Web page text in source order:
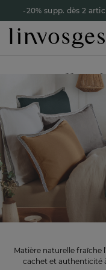
-20% supp. dès 2
La
À
Matière naturelle fraîche
cachet et authenticité